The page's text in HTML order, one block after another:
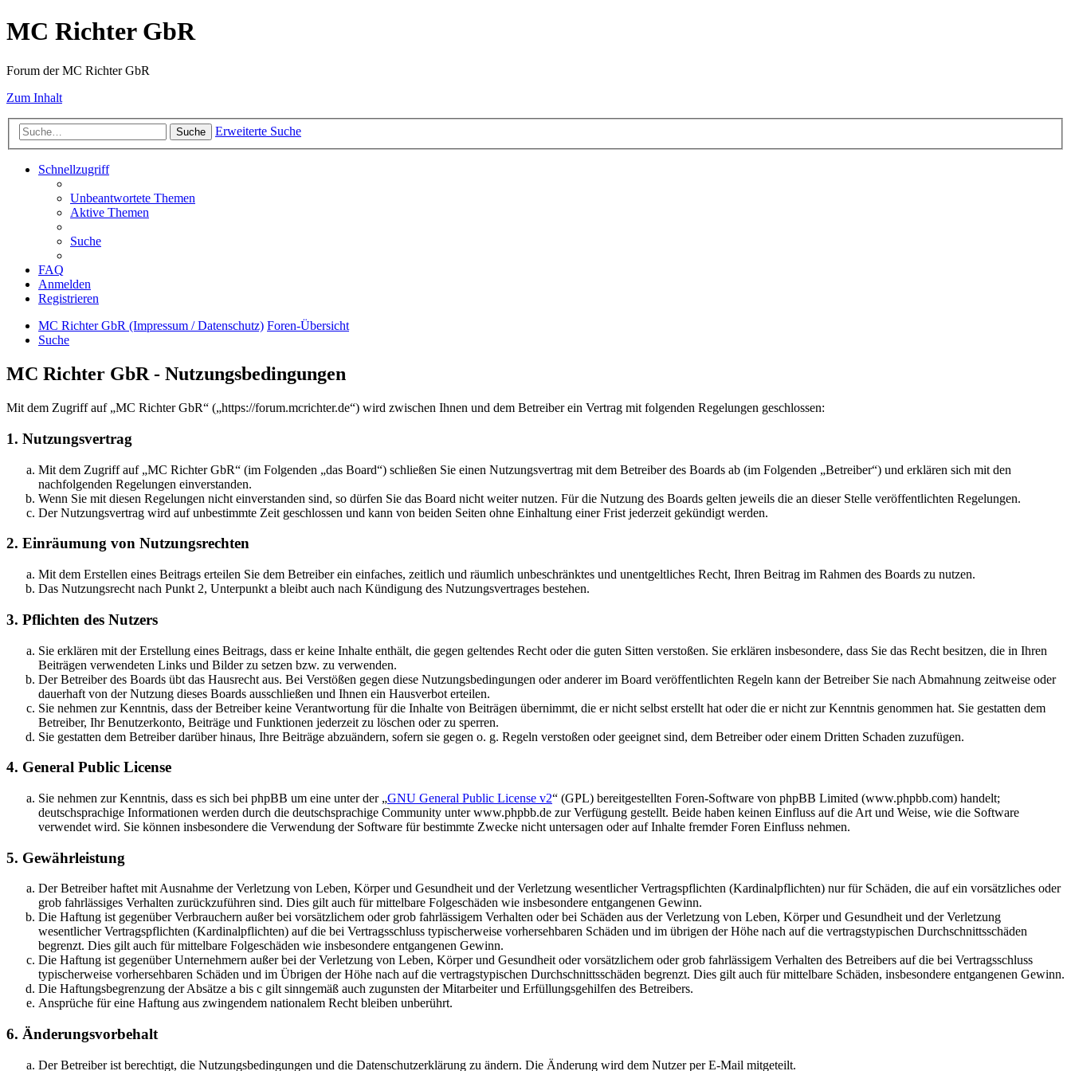
MC Richter GbR
Forum der MC Richter GbR
Zum Inhalt
Suche Erweiterte Suche
Schnellzugriff
Unbeantwortete Themen
Aktive Themen
Suche
FAQ
Anmelden
Registrieren
MC Richter GbR (Impressum / Datenschutz) Foren-Übersicht
Suche
MC Richter GbR - Nutzungsbedingungen
Mit dem Zugriff auf „MC Richter GbR“ („https://forum.mcrichter.de“) wird zwischen Ihnen und dem Betreiber ein Vertrag mit folgenden Regelungen geschlossen:
1. Nutzungsvertrag
Mit dem Zugriff auf „MC Richter GbR“ (im Folgenden „das Board“) schließen Sie einen Nutzungsvertrag mit dem Betreiber des Boards ab (im Folgenden „Betreiber“) und erklären sich mit den
nachfolgenden Regelungen einverstanden.
Wenn Sie mit diesen Regelungen nicht einverstanden sind, so dürfen Sie das Board nicht weiter nutzen. Für die Nutzung des Boards gelten jeweils die an dieser Stelle veröffentlichten Regelungen.
Der Nutzungsvertrag wird auf unbestimmte Zeit geschlossen und kann von beiden Seiten ohne Einhaltung einer Frist jederzeit gekündigt werden.
2. Einräumung von Nutzungsrechten
Mit dem Erstellen eines Beitrags erteilen Sie dem Betreiber ein einfaches, zeitlich und räumlich unbeschränktes und unentgeltliches Recht, Ihren Beitrag im Rahmen des Boards zu nutzen.
Das Nutzungsrecht nach Punkt 2, Unterpunkt a bleibt auch nach Kündigung des Nutzungsvertrages bestehen.
3. Pflichten des Nutzers
Sie erklären mit der Erstellung eines Beitrags, dass er keine Inhalte enthält, die gegen geltendes Recht oder die guten Sitten verstoßen. Sie erklären insbesondere, dass Sie das Recht besitzen, die in Ihren
Beiträgen verwendeten Links und Bilder zu setzen bzw. zu verwenden.
Der Betreiber des Boards übt das Hausrecht aus. Bei Verstößen gegen diese Nutzungsbedingungen oder anderer im Board veröffentlichten Regeln kann der Betreiber Sie nach Abmahnung zeitweise oder
dauerhaft von der Nutzung dieses Boards ausschließen und Ihnen ein Hausverbot erteilen.
Sie nehmen zur Kenntnis, dass der Betreiber keine Verantwortung für die Inhalte von Beiträgen übernimmt, die er nicht selbst erstellt hat oder die er nicht zur Kenntnis genommen hat. Sie gestatten dem
Betreiber, Ihr Benutzerkonto, Beiträge und Funktionen jederzeit zu löschen oder zu sperren.
Sie gestatten dem Betreiber darüber hinaus, Ihre Beiträge abzuändern, sofern sie gegen o. g. Regeln verstoßen oder geeignet sind, dem Betreiber oder einem Dritten Schaden zuzufügen.
4. General Public License
Sie nehmen zur Kenntnis, dass es sich bei phpBB um eine unter der „GNU General Public License v2“ (GPL) bereitgestellten Foren-Software von phpBB Limited (www.phpbb.com) handelt;
deutschsprachige Informationen werden durch die deutschsprachige Community unter www.phpbb.de zur Verfügung gestellt. Beide haben keinen Einfluss auf die Art und Weise, wie die Software
verwendet wird. Sie können insbesondere die Verwendung der Software für bestimmte Zwecke nicht untersagen oder auf Inhalte fremder Foren Einfluss nehmen.
5. Gewährleistung
Der Betreiber haftet mit Ausnahme der Verletzung von Leben, Körper und Gesundheit und der Verletzung wesentlicher Vertragspflichten (Kardinalpflichten) nur für Schäden, die auf ein vorsätzliches oder
grob fahrlässiges Verhalten zurückzuführen sind. Dies gilt auch für mittelbare Folgeschäden wie insbesondere entgangenen Gewinn.
Die Haftung ist gegenüber Verbrauchern außer bei vorsätzlichem oder grob fahrlässigem Verhalten oder bei Schäden aus der Verletzung von Leben, Körper und Gesundheit und der Verletzung
wesentlicher Vertragspflichten (Kardinalpflichten) auf die bei Vertragsschluss typischerweise vorhersehbaren Schäden und im übrigen der Höhe nach auf die vertragstypischen Durchschnittsschäden
begrenzt. Dies gilt auch für mittelbare Folgeschäden wie insbesondere entgangenen Gewinn.
Die Haftung ist gegenüber Unternehmern außer bei der Verletzung von Leben, Körper und Gesundheit oder vorsätzlichem oder grob fahrlässigem Verhalten des Betreibers auf die bei Vertragsschluss
typischerweise vorhersehbaren Schäden und im Übrigen der Höhe nach auf die vertragstypischen Durchschnittsschäden begrenzt. Dies gilt auch für mittelbare Schäden, insbesondere entgangenen Gewinn.
Die Haftungsbegrenzung der Absätze a bis c gilt sinngemäß auch zugunsten der Mitarbeiter und Erfüllungsgehilfen des Betreibers.
Ansprüche für eine Haftung aus zwingendem nationalem Recht bleiben unberührt.
6. Änderungsvorbehalt
Der Betreiber ist berechtigt, die Nutzungsbedingungen und die Datenschutzerklärung zu ändern. Die Änderung wird dem Nutzer per E-Mail mitgeteilt.